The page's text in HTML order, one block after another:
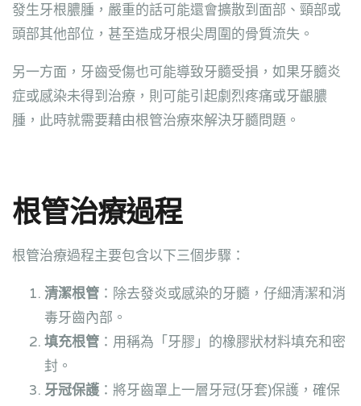
發生牙根膿腫，嚴重的話可能還會擴散到面部、頸部或
頭部其他部位，甚至造成牙根尖周圍的骨質流失。
另一方面，牙齒受傷也可能導致牙髓受損，如果牙髓炎
症或感染未得到治療，則可能引起劇烈疼痛或牙齦膿
腫，此時就需要藉由根管治療來解決牙髓問題。
根管治療過程
根管治療過程主要包含以下三個步驟：
清潔根管 ：除去發炎或感染的牙髓，仔細清潔和消
毒牙齒內部。
填充根管 ：用稱為「牙膠」的橡膠狀材料填充和密
封。
牙冠保護 ：將牙齒罩上一層牙冠(牙套)保護，確保